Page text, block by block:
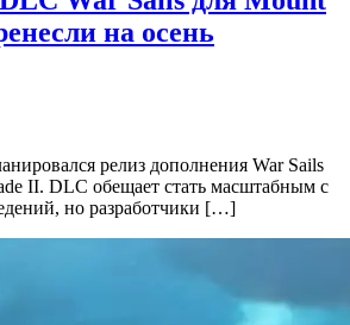
на осень
релиз дополнения War Sails
II. DLC обещает стать масштабным с
но разработчики […]